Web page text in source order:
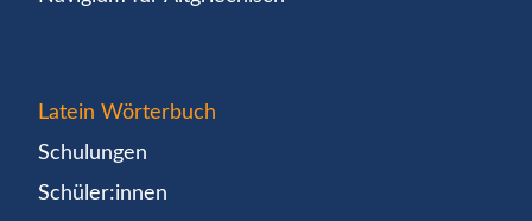
Latein Wörterbuch
Schulungen
Schüler:innen